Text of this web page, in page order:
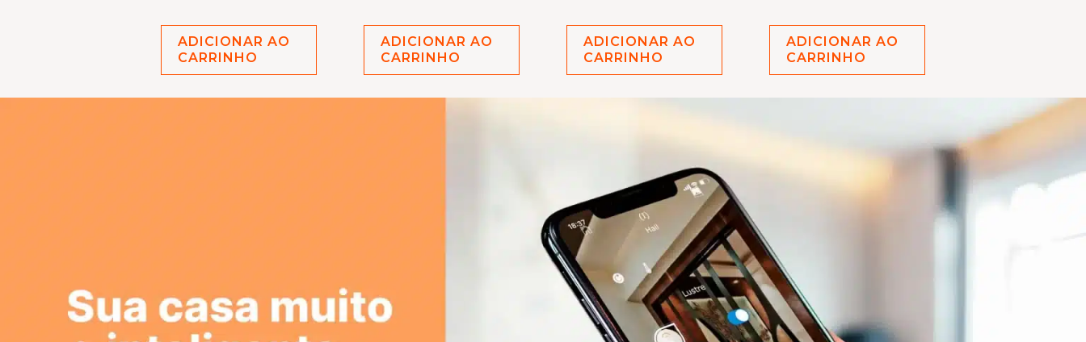
ADICIONAR AO
CARRINHO
ADICIONAR AO
CARRINHO
ADICIONAR AO
CARRINHO
ADICIONAR AO
CARRINHO